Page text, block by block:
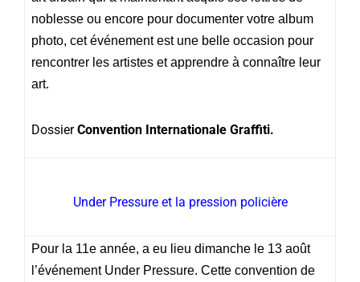
noblesse ou encore pour documenter votre album
photo, cet événement est une belle occasion pour
rencontrer les artistes et apprendre à connaître leur
art.
DossierConvention Internationale Graffiti.
Under Pressure et la pression policière
Pour la 11e année, a eu lieu dimanche le 13 août
l’événement Under Pressure. Cette convention de